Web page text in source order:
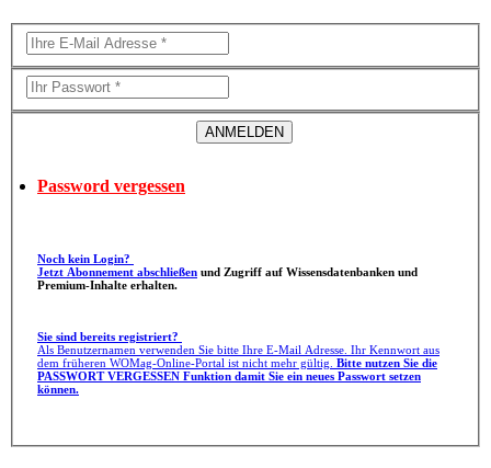
Password vergessen
Noch kein Login?
Jetzt Abonnement abschließen
Premium-Inhalte erhalten.
Sie sind bereits registriert?
Als Benutzernamen verwenden Sie bitte Ihre E-Mail Adresse. Ihr Kennwort aus
dem früheren WOMag-Online-Portal ist nicht mehr gültig. Bitte nutzen Sie die
PASSWORT VERGESSEN Funktion damit Sie ein neues Passwort setzen
können.